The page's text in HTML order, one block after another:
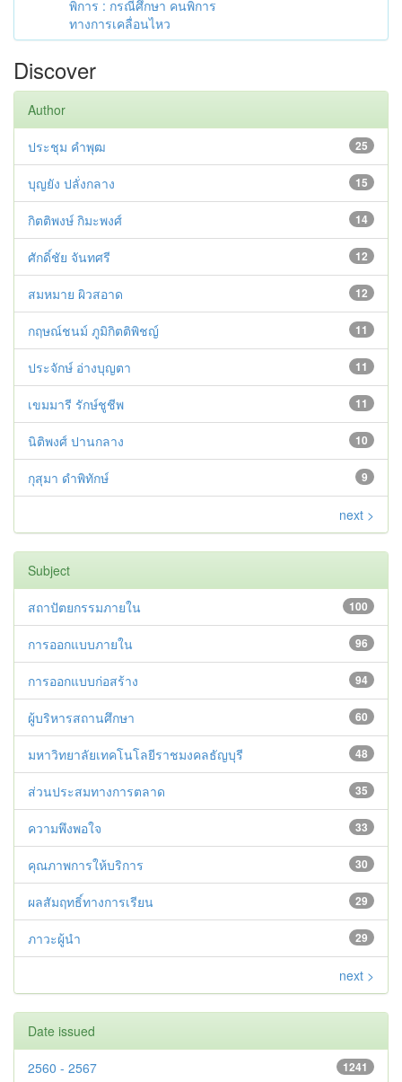
พิการ : กรณีศึกษา คนพิการ
ทางการเคลื่อนไหว
Discover
Author
25
ประชุม คำพุฒ
15
บุญยัง ปลั่งกลาง
14
กิตติพงษ์ กิมะพงศ์
12
ศักดิ์ชัย จันทศรี
12
สมหมาย ผิวสอาด
11
กฤษณ์ชนม์ ภูมิกิตติพิชญ์
11
ประจักษ์ อ่างบุญตา
11
เขมมารี รักษ์ชูชีพ
10
นิติพงศ์ ปานกลาง
9
กุสุมา ดำพิทักษ์
next >
Subject
100
สถาปัตยกรรมภายใน
96
การออกแบบภายใน
94
การออกแบบก่อสร้าง
60
ผู้บริหารสถานศึกษา
48
มหาวิทยาลัยเทคโนโลยีราชมงคลธัญบุรี
35
ส่วนประสมทางการตลาด
33
ความพึงพอใจ
30
คุณภาพการให้บริการ
29
ผลสัมฤทธิ์ทางการเรียน
29
ภาวะผู้นำ
next >
Date issued
1241
2560 - 2567